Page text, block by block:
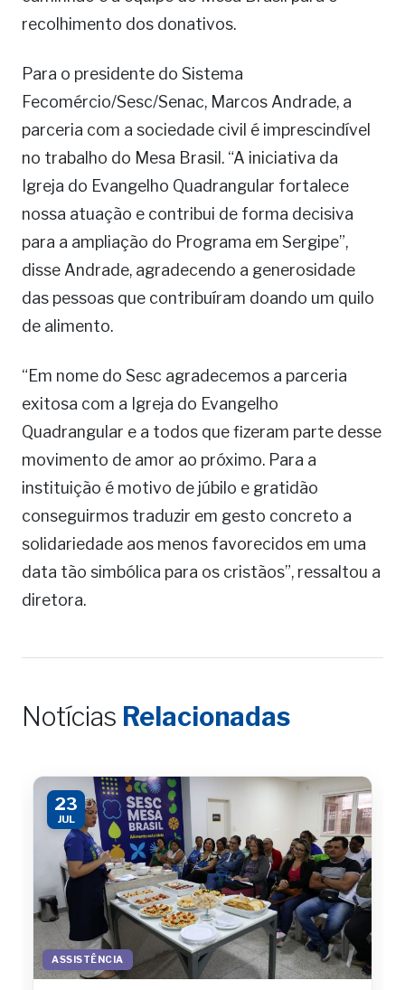
recolhimento dos donativos.
Para o presidente do Sistema
Fecomércio/Sesc/Senac, Marcos Andrade, a
parceria com a sociedade civil é imprescindível
no trabalho do Mesa Brasil. “A iniciativa da
Igreja do Evangelho Quadrangular fortalece
nossa atuação e contribui de forma decisiva
para a ampliação do Programa em Sergipe”,
disse Andrade, agradecendo a generosidade
das pessoas que contribuíram doando um quilo
de alimento.
“Em nome do Sesc agradecemos a parceria
exitosa com a Igreja do Evangelho
Quadrangular e a todos que fizeram parte desse
movimento de amor ao próximo. Para a
instituição é motivo de júbilo e gratidão
conseguirmos traduzir em gesto concreto a
solidariedade aos menos favorecidos em uma
data tão simbólica para os cristãos”, ressaltou a
diretora.
Notícias Relacionadas
23
JUL
ASSISTÊNCIA